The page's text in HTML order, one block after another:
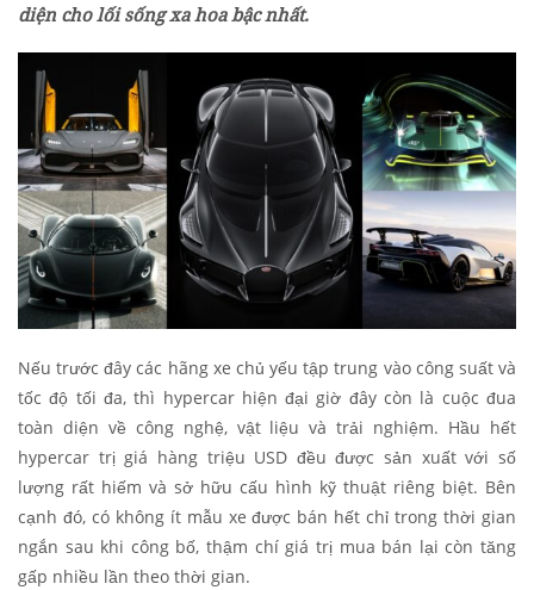
diện cho lối sống xa hoa bậc nhất.
Nếu trước đây các hãng xe chủ yếu tập trung vào công suất và
tốc độ tối đa, thì hypercar hiện đại giờ đây còn là cuộc đua
toàn diện về công nghệ, vật liệu và trải nghiệm. Hầu hết
hypercar trị giá hàng triệu USD đều được sản xuất với số
lượng rất hiếm và sở hữu cấu hình kỹ thuật riêng biệt. Bên
cạnh đó, có không ít mẫu xe được bán hết chỉ trong thời gian
ngắn sau khi công bố, thậm chí giá trị mua bán lại còn tăng
gấp nhiều lần theo thời gian.